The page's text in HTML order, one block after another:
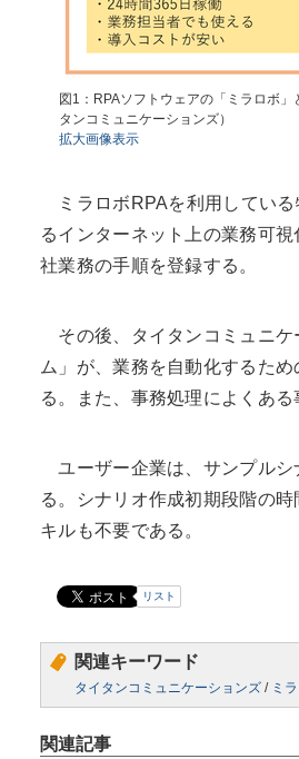
図1：RPAソフトウェアの「ミラロボ
タンコミュニケーションズ）
拡大画像表示
ミラロボRPAを利用している
るインターネット上の業務可
社業務の手順を登録する。
その後、タイタンコミュニケ
ム」が、業務を自動化するた
る。また、事務処理によくあ
ユーザー企業は、サンプルシ
る。シナリオ作成初期段階の
キルも不要である。
リスト
関連キーワード
タイタンコミュニケーションズ / ミ
関連記事